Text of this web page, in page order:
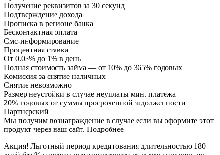
Получение реквизитов за 30 секунд
Подтверждение дохода
Прописка в регионе банка
Бесконтактная оплата
Смс-информирование
Процентная ставка
От 0.03% до 1% в день
Полная стоимость займа — от 10% до 365% годовых
Комиссия за снятие наличных
Снятие невозможно
Размер неустойки в случае неуплаты мин. платежа
20% годовых от суммы просроченной задолженности
Партнерский
Мы получим вознаграждение в случае если вы оформите этот
продукт через наш сайт. Подробнее
Акция! Льготный период кредитования длительностью 180